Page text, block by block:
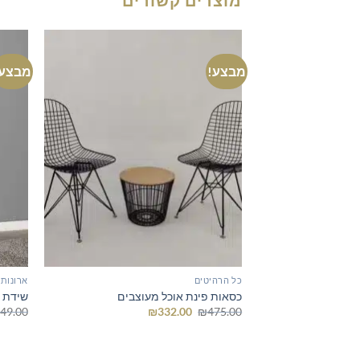
מבצע!
כל הרהיטים
כסאות פינת אוכל מעוצבים
₪475.00
המחיר ₪332.00
ארונות
שידת